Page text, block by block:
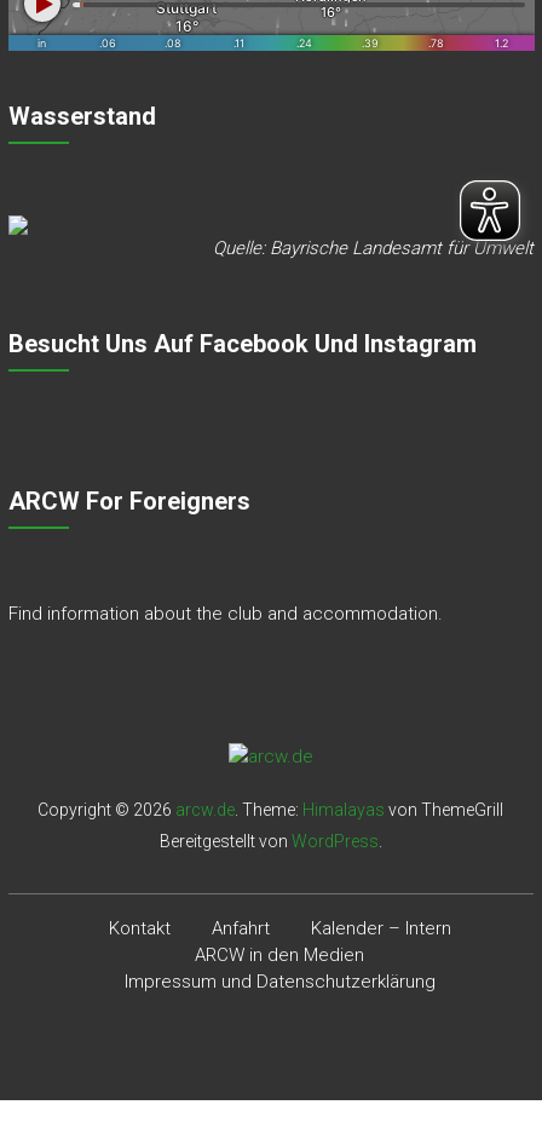
Wasserstand
Quelle: Bayrische Landesamt für Umwelt
Besucht Uns Auf Facebook Und Instagram
ARCW For Foreigners
Find information about the club and accommodation.
Copyright © 2026 arcw.de. Theme: Himalayas von ThemeGrill
Bereitgestellt von WordPress.
Kontakt Anfahrt
Kalender – Intern
ARCW in den Medien
Impressum und Datenschutzerklärung